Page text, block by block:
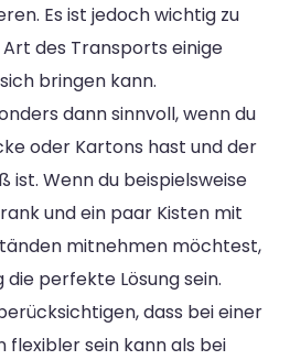
Es ist jedoch wichtig zu
des Transports einige
bringen kann.
dann sinnvoll, wenn du
oder Kartons hast und der
Wenn du beispielsweise
und ein paar Kisten mit
mitnehmen möchtest,
perfekte Lösung sein.
dass bei einer
flexibler sein kann als bei